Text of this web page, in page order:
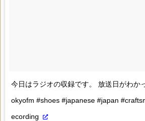
今日はラジオの収録です。 放送日がわか
okyofm #shoes #japanese #japan
ecording